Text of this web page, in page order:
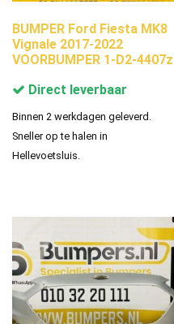
BUMPER Ford Fiesta MK8
Vignale 2017-2022
VOORBUMPER 1-D2-4407z
Direct leverbaar
Binnen 2 werkdagen geleverd.
Sneller op te halen in
Hellevoetsluis.